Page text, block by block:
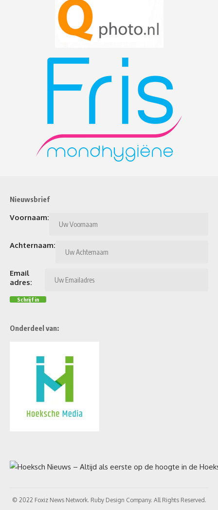
Nieuwsbrief
Voornaam:
Achternaam:
Email
adres:
Onderdeel van:
© 2022 Foxiz News Network. Ruby Design Company. All Rights Reserved.